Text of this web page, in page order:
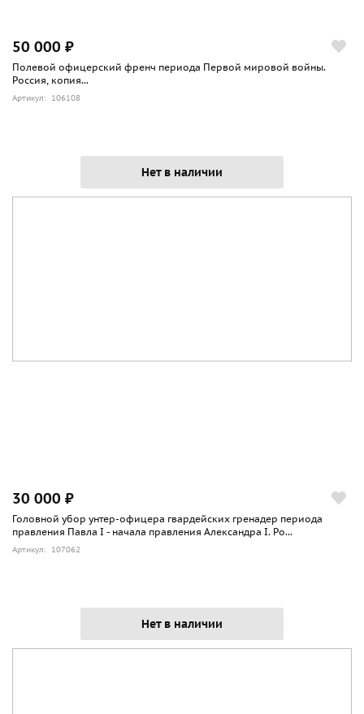
50 000 ₽
Полевой офицерский френч периода Первой мировой войны.
Россия, копия...
Артикул: 106108
Нет в наличии
30 000 ₽
Головной убор унтер-офицера гвардейских гренадер периода
правления Павла I - начала правления Александра I. Ро...
Артикул: 107062
Нет в наличии